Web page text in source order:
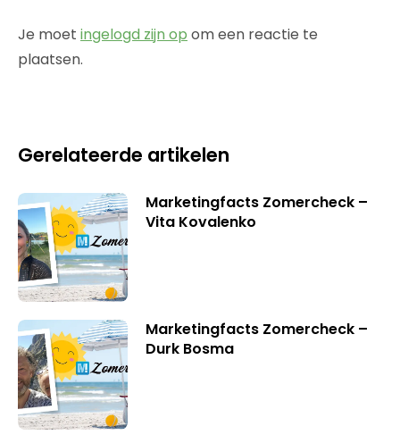
Je moet ingelogd zijn op om een reactie te
plaatsen.
Gerelateerde artikelen
Marketingfacts Zomercheck –
Vita Kovalenko
Marketingfacts Zomercheck –
Durk Bosma